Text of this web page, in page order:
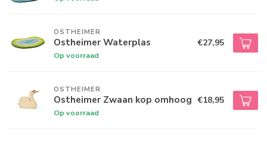
OSTHEIMER
Ostheimer Waterplas
Op voorraad
€27,95
OSTHEIMER
Ostheimer Zwaan kop omhoog
Op voorraad
€18,95